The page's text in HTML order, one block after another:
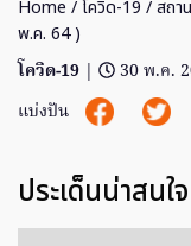
Home /โควิด-19 / สถา
พ.ค. 64 )
โควิด-19 |
30 พ.ค.
แบ่งปัน
ประเด็นน่าสนใจ